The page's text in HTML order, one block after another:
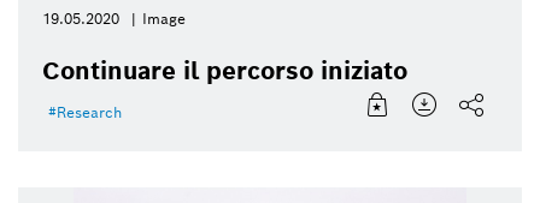
19.05.2020 Image
Continuare il percorso iniziato
Research